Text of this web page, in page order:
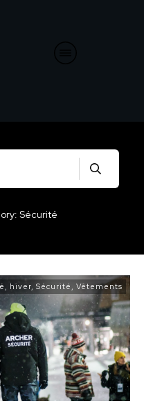
Sécurité
, hiver, Sécurité , Vêtements